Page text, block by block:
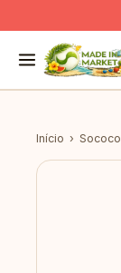
Início › Sococo